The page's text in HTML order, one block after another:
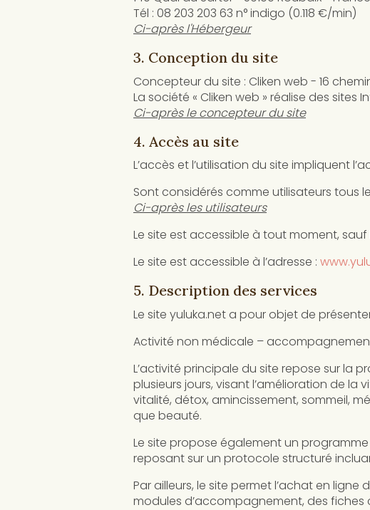
Tél : 08 203 203 63 n° indigo (0.118 €/min)
Ci-après l'Hébergeur
3. Conception du site
Concepteur du site : Cliken web - 16
La société « Cliken web » réalise des
Ci-après le concepteur du site
4. Accès au site
L’accès et l’utilisation du site impliquent
Sont considérés comme utilisateurs tous
Ci-après les utilisateurs
Le site est accessible à tout moment,
Le site est accessible à l’adresse :
5. Description des services
Le site yuluka.net a pour objet de
Activité non médicale –
L’activité principale du site repose sur la
plusieurs jours, visant l’amélioration de
vitalité, détox, amincissement, sommeil,
que beauté.
Le site propose également un
reposant sur un protocole structuré
Par ailleurs, le site permet l’achat en
modules d’accompagnement, des fiches